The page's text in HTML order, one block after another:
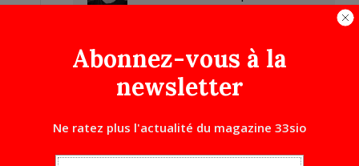
crois savoir que tu es très
exigeant concernant tes
lectures. Du coup, je suis flatté
Abonnez-vous à la
newsletter
Ne ratez plus l'actualité du magazine 33sio